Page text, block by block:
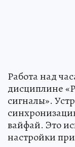
Работа над
дисциплине
сигналы».
вайфай. Это
настройки